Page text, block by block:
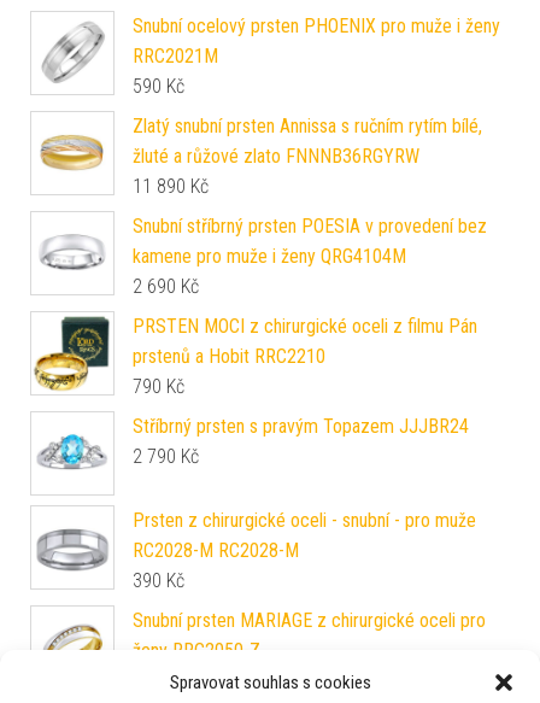
Spravovat souhlas s cookies
Snubní ocelový prsten PHOENIX pro muže i ženy
RRC2021M
590 Kč
Zlatý snubní prsten Annissa s ručním rytím bílé,
žluté a růžové zlato FNNNB36RGYRW
11 890 Kč
Snubní stříbrný prsten POESIA v provedení bez
kamene pro muže i ženy QRG4104M
2 690 Kč
PRSTEN MOCI z chirurgické oceli z filmu Pán
prstenů a Hobit RRC2210
790 Kč
Stříbrný prsten s pravým Topazem JJJBR24
2 790 Kč
Prsten z chirurgické oceli - snubní - pro muže
RC2028-M RC2028-M
390 Kč
Snubní prsten MARIAGE z chirurgické oceli pro
ženy RRC2050-Z
Kč